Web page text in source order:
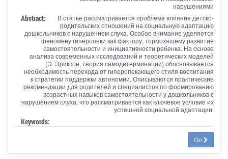
нарушениями
Abstract:
В статье рассматривается проблема влияния детско-
родительских отношений на социальную адаптацию
дошкольников с нарушением слуха. Особое внимание уделяется
феномену гиперопеки как фактору, тормозящему развитие
самостоятельности и инициативности ребенка. На основе
анализа современных исследований и теоретических моделей
(Э. Эриксон, теория самодетерминации) обосновывается
необходимость перехода от гиперопекающего стиля воспитания
к стратегии поддержки автономии. Описываются практические
рекомендации для родителей и специалистов по формированию
возрастных навыков самостоятельности у дошкольников с
нарушением слуха, что рассматривается как ключевое условие их
успешной социальной адаптации.
Keywords:
Go